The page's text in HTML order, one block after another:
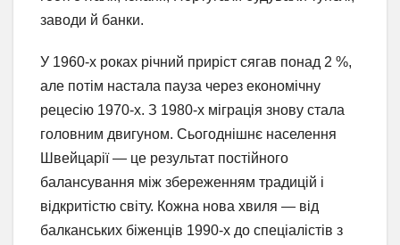
заводи й банки.
У 1960-х роках річний приріст сягав понад 2 %,
але потім настала пауза через економічну
рецесію 1970-х. З 1980-х міграція знову стала
головним двигуном. Сьогоднішнє населення
Швейцарії — це результат постійного
балансування між збереженням традицій і
відкритістю світу. Кожна нова хвиля — від
балканських біженців 1990-х до спеціалістів з